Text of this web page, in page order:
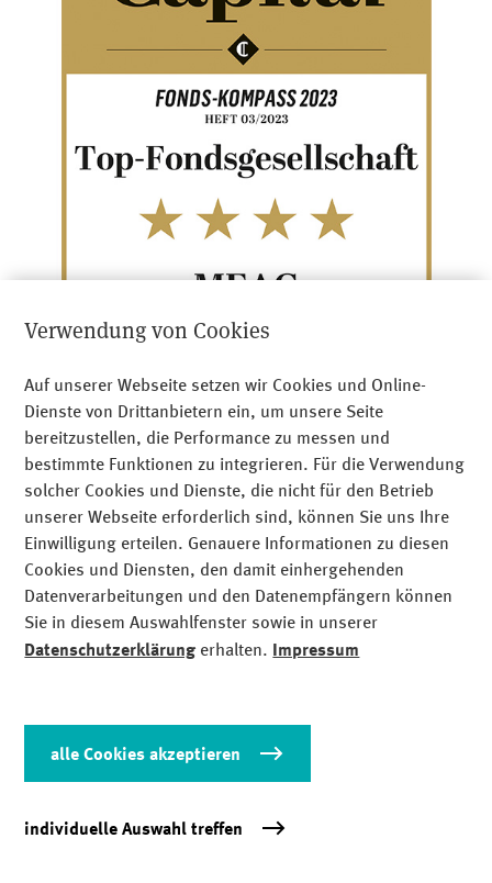
Capital Fonds-Kompass 2023: MEAG als
„Top-Fondsgesellschaft“ ausgezeichnet
Die MEAG ist eine Top-Fondsgesellschaft! Zu diesem Urteil
gelangen die Finanzexperten des Fachmagazins „Capital“:
Die MEAG erhält vier von fünf möglichen Sternen. Der
sogenannte „Capital Fonds-Kompass“ ist das am meisten
beachtete Ranking für Fondsgesellschaften in
Deutschland. Seit 21 Jahren zeichnet Capital mit dem
Fonds-Kompass die besten Universal- und Spezialanbieter
Verwendung von Cookies
Auf unserer Webseite setzen wir Cookies und Online-
Dienste von Drittanbietern ein, um unsere Seite
bereitzustellen, die Performance zu messen und
bestimmte Funktionen zu integrieren. Für die Verwendung
solcher Cookies und Dienste, die nicht für den Betrieb
unserer Webseite erforderlich sind, können Sie uns Ihre
Einwilligung erteilen. Genauere Informationen zu diesen
Cookies und Diensten, den damit einhergehenden
Datenverarbeitungen und den Datenempfängern können
Sie in diesem Auswahlfenster sowie in unserer
Datenschutzerklärung erhalten. Impressum
Funktionale Cookies (unbedingt
erforderlich)
Präferenzen
alle Cookies akzeptieren
individuelle Auswahl treffen